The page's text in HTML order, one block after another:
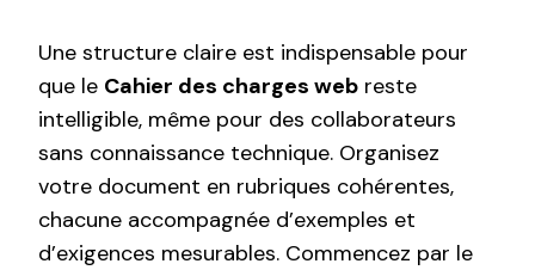
Une structure claire est indispensable pour
que le Cahier des charges web reste
intelligible, même pour des collaborateurs
sans connaissance technique. Organisez
votre document en rubriques cohérentes,
chacune accompagnée d’exemples et
d’exigences mesurables. Commencez par le